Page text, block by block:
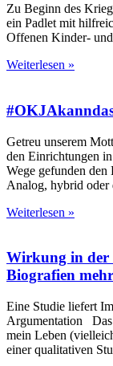
Zu Beginn des
ein Padlet mit
Offenen Kinder-
Weiterlesen »
Getreu unserem
den Einrichtungen
Wege gefunden
Analog, hybrid oder
Weiterlesen »
Wirkung in der
Biografien
Eine Studie liefert
Argumentation Das
mein Leben
einer qualitativen